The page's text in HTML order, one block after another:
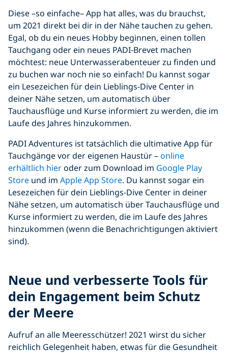
Diese –so einfache– App hat alles, was du brauchst,
um 2021 direkt bei dir in der Nähe tauchen zu gehen.
Egal, ob du ein neues Hobby beginnen, einen tollen
Tauchgang oder ein neues PADI-Brevet machen
möchtest: neue Unterwasserabenteuer zu finden und
zu buchen war noch nie so einfach! Du kannst sogar
ein Lesezeichen für dein Lieblings-Dive Center in
deiner Nähe setzen, um automatisch über
Tauchausflüge und Kurse informiert zu werden, die im
Laufe des Jahres hinzukommen.
PADI Adventures ist tatsächlich die ultimative App für
Tauchgänge vor der eigenen Haustür –online
erhältlich hieroder zum Download im Google Play
Store und im Apple App Store. Du kannst sogar ein
Lesezeichen für dein Lieblings-Dive Center in deiner
Nähe setzen, um automatisch über Tauchausflüge und
Kurse informiert zu werden, die im Laufe des Jahres
hinzukommen (wenn die Benachrichtigungen aktiviert
sind).
Click to display the embedded
YouTube video
Neue und verbesserte Tools für
dein Engagement beim Schutz
der Meere
Aufruf an alle Meeresschützer! 2021 wirst du sicher
reichlich Gelegenheit haben, etwas für die Gesundheit